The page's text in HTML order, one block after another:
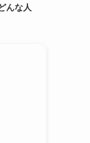
んな人